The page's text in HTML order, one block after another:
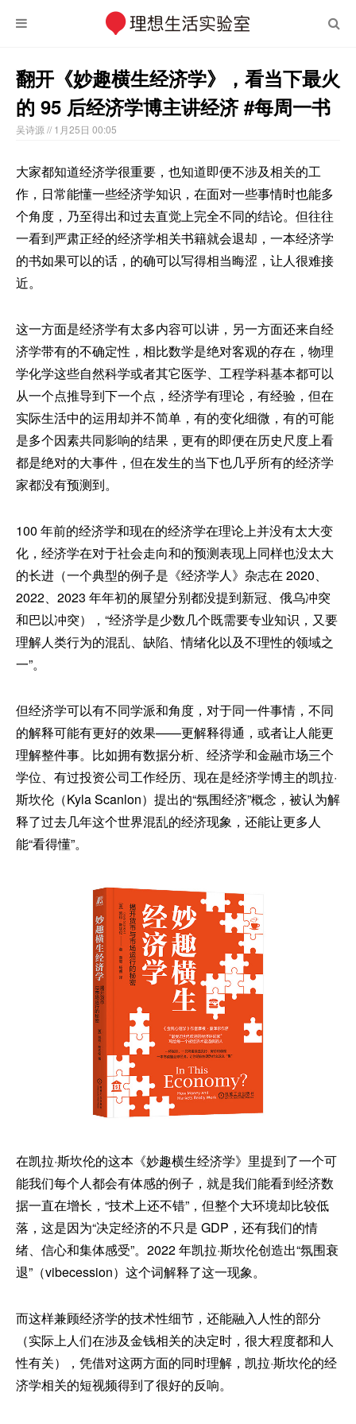
翻开《妙趣横生经济学》，看当下最火
的 95 后经济学博主讲经济 #每周一书
吴诗源 // 1月25日 00:05
大家都知道经济学很重要，也知道即便不涉及相关的工
作，日常能懂一些经济学知识，在面对一些事情时也能多
个角度，乃至得出和过去直觉上完全不同的结论。但往往
一看到严肃正经的经济学相关书籍就会退却，一本经济学
的书如果可以的话，的确可以写得相当晦涩，让人很难接
近。
这一方面是经济学有太多内容可以讲，另一方面还来自经
济学带有的不确定性，相比数学是绝对客观的存在，物理
学化学这些自然科学或者其它医学、工程学科基本都可以
从一个点推导到下一个点，经济学有理论，有经验，但在
实际生活中的运用却并不简单，有的变化细微，有的可能
是多个因素共同影响的结果，更有的即便在历史尺度上看
都是绝对的大事件，但在发生的当下也几乎所有的经济学
家都没有预测到。
100 年前的经济学和现在的经济学在理论上并没有太大变
化，经济学在对于社会走向和的预测表现上同样也没太大
的长进（一个典型的例子是《经济学人》杂志在 2020、
2022、2023 年年初的展望分别都没提到新冠、俄乌冲突
和巴以冲突），“经济学是少数几个既需要专业知识，又要
理解人类行为的混乱、缺陷、情绪化以及不理性的领域之
一”。
但经济学可以有不同学派和角度，对于同一件事情，不同
的解释可能有更好的效果——更解释得通，或者让人能更
理解整件事。比如拥有数据分析、经济学和金融市场三个
学位、有过投资公司工作经历、现在是经济学博主的凯拉·
斯坎伦（Kyla Scanlon）提出的“氛围经济”概念，被认为解
释了过去几年这个世界混乱的经济现象，还能让更多人
能“看得懂”。
在凯拉·斯坎伦的这本《妙趣横生经济学》里提到了一个可
能我们每个人都会有体感的例子，就是我们能看到经济数
据一直在增长，“技术上还不错”，但整个大环境却比较低
落，这是因为“决定经济的不只是 GDP，还有我们的情
绪、信心和集体感受”。2022 年凯拉·斯坎伦创造出“氛围衰
退”（vibecession）这个词解释了这一现象。
而这样兼顾经济学的技术性细节，还能融入人性的部分
（实际上人们在涉及金钱相关的决定时，很大程度都和人
性有关），凭借对这两方面的同时理解，凯拉·斯坎伦的经
济学相关的短视频得到了很好的反响。